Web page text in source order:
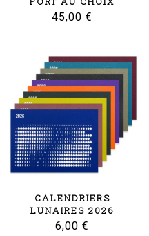
45,00 €
CALENDRIERS
LUNAIRES 2026
6,00 €